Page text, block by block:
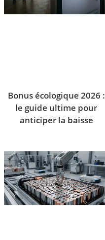
Bonus écologique 2026 :
le guide ultime pour
anticiper la baisse